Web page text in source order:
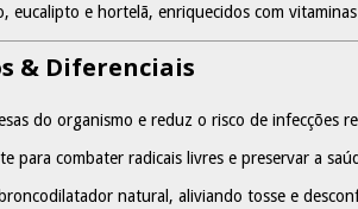
eucalipto e hortelã, enriquecidos com vitaminas
& Diferenciais
do organismo e reduz o risco de infecções
para combater radicais livres e preservar a
natural, aliviando tosse e